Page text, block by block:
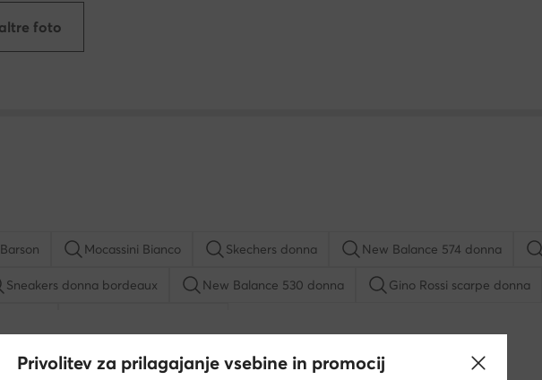
foto
Mocassini Bianco Skechers donna New Balance 574 donna
Sneakers donna bordeaux New Balance 530 donna Gino Rossi scarpe donna
bianche Sneakers donna alte Scarpe Lasocki donna New Balance
Privolitev za prilagajanje vsebine in promocij